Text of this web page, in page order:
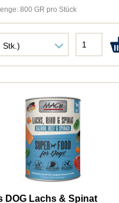
Gourmet
Green Petfood
Happy Dog
Hugro
James Wellbeloved
JosiCat
JosiDog
JR Farm
Kattovit
Kitekat
Lucky Lou
800 GR pro Stück
DOG Lachs & Spinat